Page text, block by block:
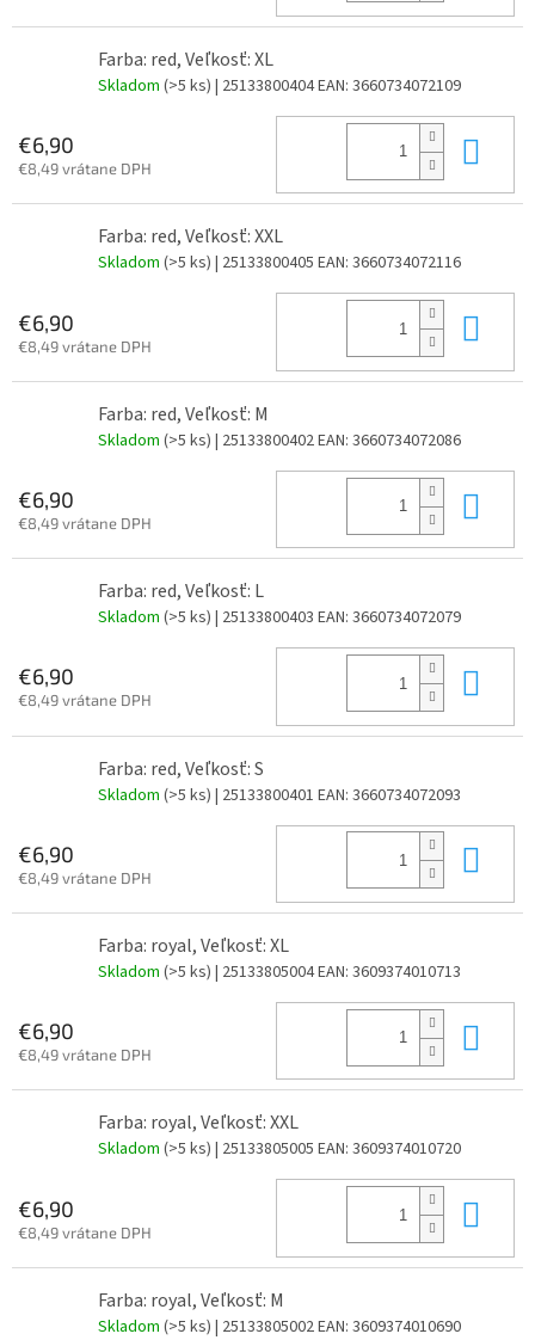
Farba: red, Veľkosť: XL
Skladom (>5 ks) | 25133800404EAN: 3660734072109
€6,90
€8,49 vrátane DPH
Farba: red, Veľkosť: XXL
Skladom (>5 ks) | 25133800405 EAN: 3660734072116
€6,90
€8,49 vrátane DPH
Farba: red, Veľkosť: M
Skladom (>5 ks) | 25133800402EAN: 3660734072086
€6,90
€8,49 vrátane DPH
Farba: red, Veľkosť: L
Skladom (>5 ks) | 25133800403 EAN: 3660734072079
€6,90
€8,49 vrátane DPH
Farba: red, Veľkosť: S
Skladom (>5 ks) | 25133800401 EAN: 3660734072093
€6,90
€8,49 vrátane DPH
Farba: royal, Veľkosť: XL
Skladom (>5 ks) | 25133805004EAN: 3609374010713
€6,90
€8,49 vrátane DPH
Farba: royal, Veľkosť: XXL
Skladom (>5 ks) | 25133805005 EAN: 3609374010720
€6,90
€8,49 vrátane DPH
Farba: royal, Veľkosť: M
Skladom (>5 ks) | 25133805002EAN: 3609374010690